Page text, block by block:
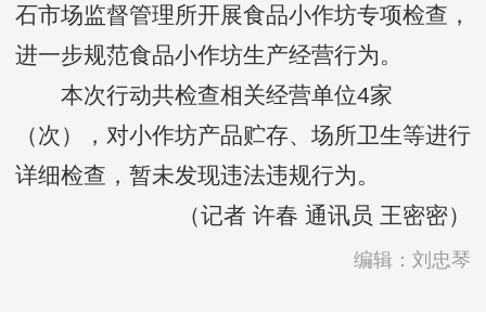
石市场监督管理所开展食品小作坊专项检查，
进一步规范食品小作坊生产经营行为。
本次行动共检查相关经营单位4家
（次），对小作坊产品贮存、场所卫生等进行
详细检查，暂未发现违法违规行为。
（记者 许春 通讯员 王密密）
编辑：刘忠琴